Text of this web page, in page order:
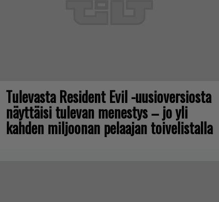
Tulevasta Resident Evil -uusioversiosta
näyttäisi tulevan menestys – jo yli
kahden miljoonan pelaajan toivelistalla